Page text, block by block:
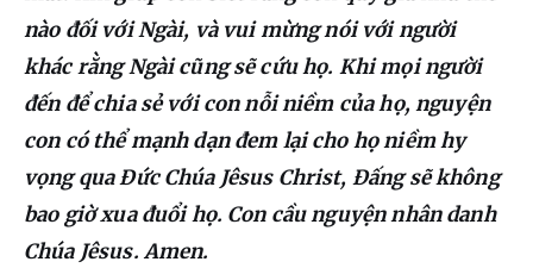
nào đối với Ngài, và vui mừng nói với người
khác rằng Ngài cũng sẽ cứu họ. Khi mọi người
đến để chia sẻ với con nỗi niềm của họ, nguyện
con có thể mạnh dạn đem lại cho họ niềm hy
vọng qua Đức Chúa Jêsus Christ, Đấng sẽ không
bao giờ xua đuổi họ. Con cầu nguyện nhân danh
Chúa Jêsus. Amen.